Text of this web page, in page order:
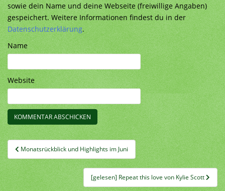
sowie dein Name und deine Webseite (freiwillige Angaben)
gespeichert. Weitere Informationen findest du in der
Datenschutzerklärung.
Name
Website
Beitragsnavigation
Monatsrückblick und Highlights im Juni
[gelesen] Repeat this love von Kylie Scott